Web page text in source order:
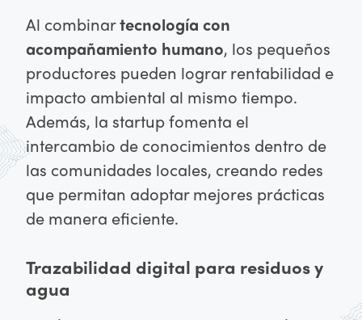
Al combinartecnología con
acompañamiento humano, los pequeños
productores pueden lograr rentabilidad e
impacto ambiental al mismo tiempo.
Además, la startup fomenta el
intercambio de conocimientos dentro de
las comunidades locales, creando redes
que permitan adoptar mejores prácticas
de manera eficiente.
Trazabilidad digital para residuos y
agua